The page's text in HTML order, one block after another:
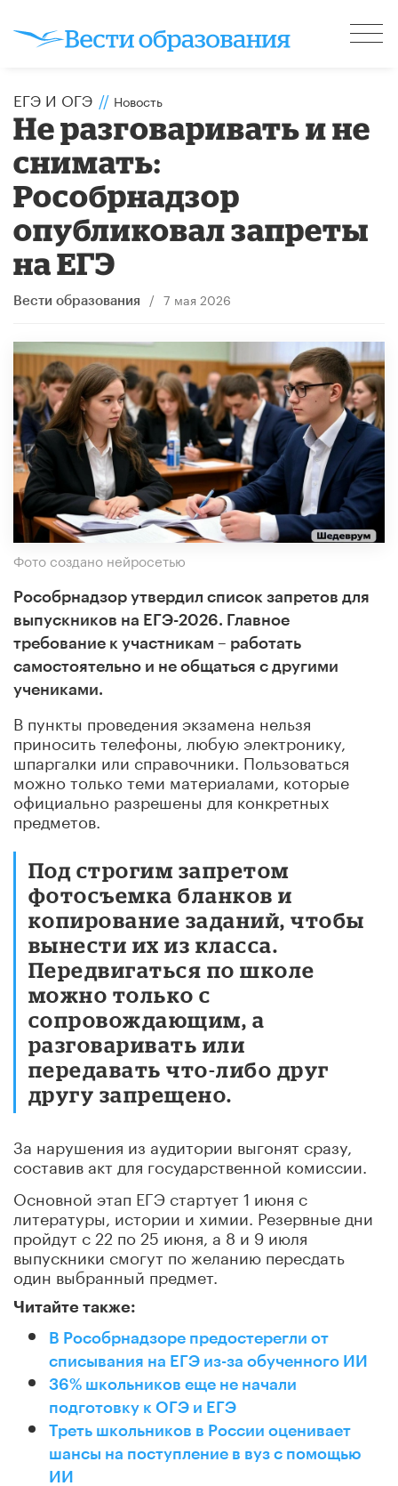
ЕГЭ И ОГЭ // Новость
Не разговаривать и не
снимать:
Рособрнадзор
опубликовал запреты
на ЕГЭ
Вести образования / 7 мая 2026
Фото создано нейросетью
Рособрнадзор утвердил список запретов для
выпускников на ЕГЭ-2026. Главное
требование к участникам – работать
самостоятельно и не общаться с другими
учениками.
В пункты проведения экзамена нельзя
приносить телефоны, любую электронику,
шпаргалки или справочники. Пользоваться
можно только теми материалами, которые
официально разрешены для конкретных
предметов.
Под строгим запретом
фотосъемка бланков и
копирование заданий, чтобы
вынести их из класса.
Передвигаться по школе
можно только с
сопровождающим, а
разговаривать или
передавать что-либо друг
другу запрещено.
За нарушения из аудитории выгонят сразу,
составив акт для государственной комиссии.
Основной этап ЕГЭ стартует 1 июня с
литературы, истории и химии. Резервные дни
пройдут с 22 по 25 июня, а 8 и 9 июля
выпускники смогут по желанию пересдать
один выбранный предмет.
Читайте также:
В Рособрнадзоре предостерегли от
списывания на ЕГЭ из-за обученного ИИ
36% школьников еще не начали
подготовку к ОГЭ и ЕГЭ
Треть школьников в России оценивает
шансы на поступление в вуз с помощью
ИИ